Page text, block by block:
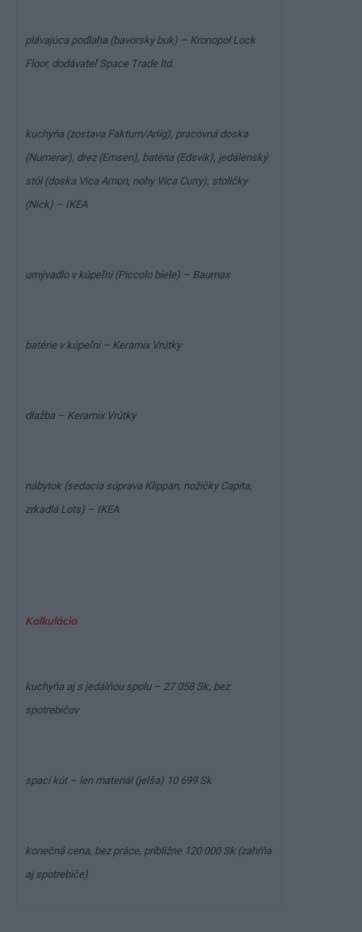
plávajúca podlaha (bavorský buk) – Kronopol Lock
Floor, dodávateľ Space Trade ltd.
kuchyňa (zostava Faktum/Arlig), pracovná doska
(Numerar), drez (Emsen), batéria (Edsvik), jedálenský
stôl (doska Vica Amon, nohy Vica Curry), stoličky
(Nick) – IKEA
umývadlo v kúpeľni (Piccolo biele) – Baumax
batérie v kúpeľni – Keramix Vrútky
dlažba – Keramix Vrútky
nábytok (sedacia súprava Klippan, nožičky Capita,
zrkadlá Lots) – IKEA
Kalkulácia
kuchyňa aj s jedálňou spolu – 27 058 Sk, bez
spotrebičov
spací kút – len materiál (jelša) 10 699 Sk
konečná cena, bez práce, približne 120 000 Sk (zahŕňa
aj spotrebiče)